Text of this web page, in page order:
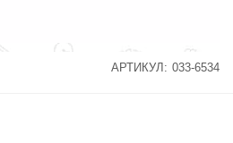
АРТИКУЛ: 033-6534